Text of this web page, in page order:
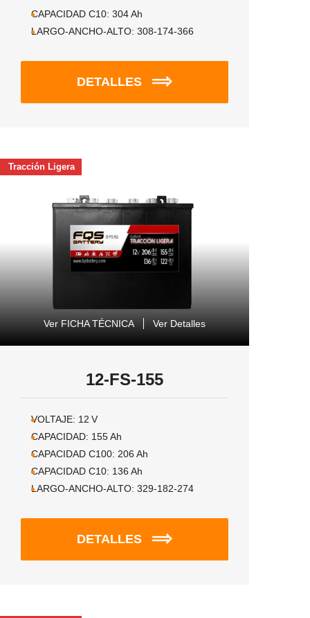
CAPACIDAD C10: 304Ah
LARGO-ANCHO-ALTO: 308-174-366
DETALLES
Tracción Ligera
Ver FICHA TÉCNICA Ver Detalles
12-FS-155
VOLTAJE: 12 V
CAPACIDAD: 155Ah
CAPACIDAD C100: 206 Ah
CAPACIDAD C10: 136 Ah
LARGO-ANCHO-ALTO: 329-182-274
DETALLES